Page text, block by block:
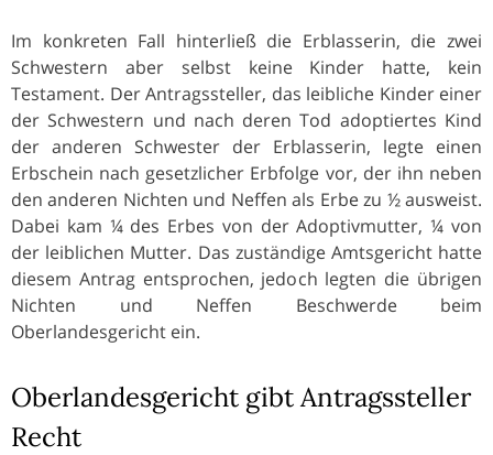
Im konkreten Fall hinterließ die Erblasserin, die zwei
Schwestern aber selbst keine Kinder hatte, kein
Testament. Der Antragssteller, das leibliche Kinder einer
der Schwestern und nach deren Tod adoptiertes Kind
der anderen Schwester der Erblasserin, legte einen
Erbschein nach gesetzlicher Erbfolge vor, der ihn neben
den anderen Nichten und Neffen als Erbe zu ½ ausweist.
Dabei kam ¼ des Erbes von der Adoptivmutter, ¼ von
der leiblichen Mutter. Das zuständige Amtsgericht hatte
diesem Antrag entsprochen, jedoch legten die übrigen
Nichten und Neffen Beschwerde beim
Oberlandesgericht ein.
Oberlandesgericht gibt Antragssteller
Recht